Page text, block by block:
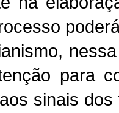
para
sinais